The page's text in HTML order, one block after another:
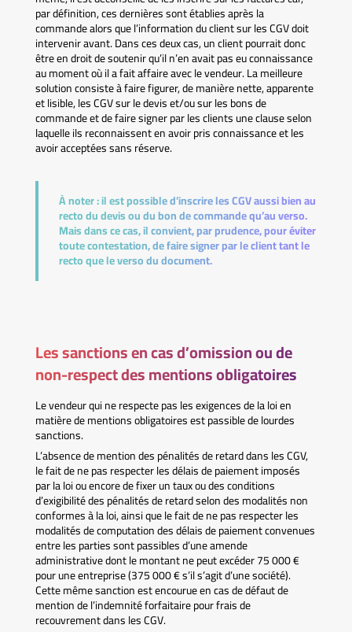
par définition, ces dernières sont établies après la
commande alors que l’information du client sur les CGV doit
intervenir avant. Dans ces deux cas, un client pourrait donc
être en droit de soutenir qu’il n’en avait pas eu connaissance
au moment où il a fait affaire avec le vendeur. La meilleure
solution consiste à faire figurer, de manière nette, apparente
et lisible, les CGV sur le devis et/ou sur les bons de
commande et de faire signer par les clients une clause selon
laquelle ils reconnaissent en avoir pris connaissance et les
avoir acceptées sans réserve.
À noter :il est possible d’inscrire les CGV aussi bien au
recto du devis ou du bon de commande qu’au verso.
Mais dans ce cas, il convient, par prudence, pour éviter
toute contestation, de faire signer par le client tant le
recto que le verso du document.
Les sanctions en cas d’omission ou de
non-respect des mentions obligatoires
Le vendeur qui ne respecte pas les exigences de la loi en
matière de mentions obligatoires est passible de lourdes
sanctions.
L’absence de mention des pénalités de retard dans les CGV,
le fait de ne pas respecter les délais de paiement imposés
par la loi ou encore de fixer un taux ou des conditions
d’exigibilité des pénalités de retard selon des modalités non
conformes à la loi, ainsi que le fait de ne pas respecter les
modalités de computation des délais de paiement convenues
entre les parties sont passibles d’une amende
administrative dont le montant ne peut excéder 75 000 €
pour une entreprise (375 000 € s’il s’agit d’une société).
Cette même sanction est encourue en cas de défaut de
mention de l’indemnité forfaitaire pour frais de
recouvrement dans les CGV.